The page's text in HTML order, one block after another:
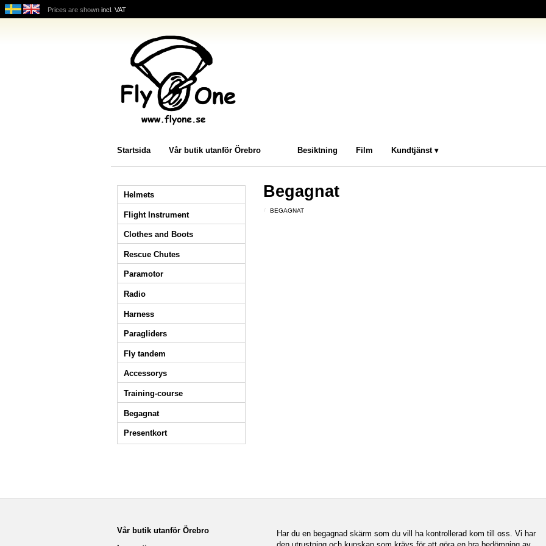
Prices are shown incl. VAT
Startsida
Vår butik utanför Örebro Besiktning Film Kundtjänst
Begagnat
BEGAGNAT
Helmets
Flight Instrument
Clothes and Boots
Rescue Chutes
Paramotor
Radio
Harness
Paragliders
Fly tandem
Accessorys
Training-course
Begagnat
Presentkort
Vår butik utanför Örebro
Har du en begagnad skärm som du vill ha kontrollerad kom till oss. Vi har